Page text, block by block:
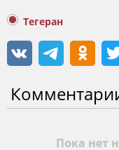
Тегеран
Пока нет